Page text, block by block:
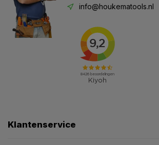
info@houkematools.nl
Klantenservice